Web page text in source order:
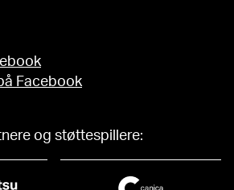
Facebook
og støttespillere: